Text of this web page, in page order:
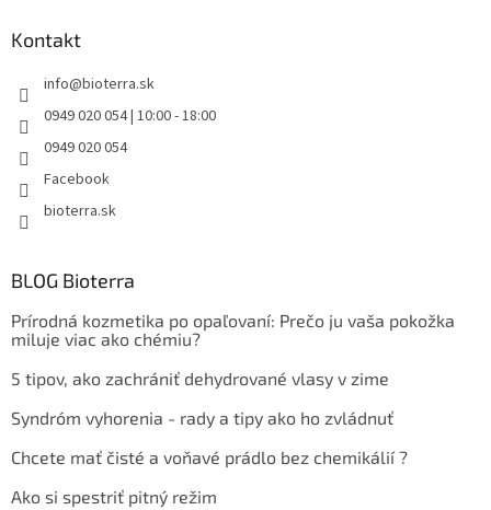
Kontakt
info@bioterra.sk
0949 020 054 | 10:00 - 18:00
0949 020 054
Facebook
bioterra.sk
BLOG Bioterra
Prírodná kozmetika po opaľovaní: Prečo ju vaša pokožka
miluje viac ako chémiu?
5 tipov, ako zachrániť dehydrované vlasy v zime
Syndróm vyhorenia - rady a tipy ako ho zvládnuť
Chcete mať čisté a voňavé prádlo bez chemikálií ?
Ako si spestriť pitný režim